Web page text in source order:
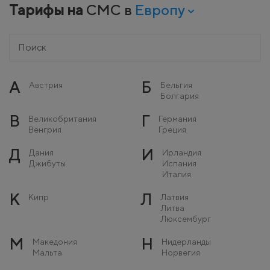
Тарифы на СМС в Европу
А Австрия Б
Бельгия
Болгария
В
Великобритания
Венгрия
Г
Германия
Греция
Д
Дания
Джибуты
И
Ирландия
Испания
Италия
К Кипр Л
Латвия
Литва
Люксембург
М
Македония
Мальта
Н
Нидерланды
Норвегия